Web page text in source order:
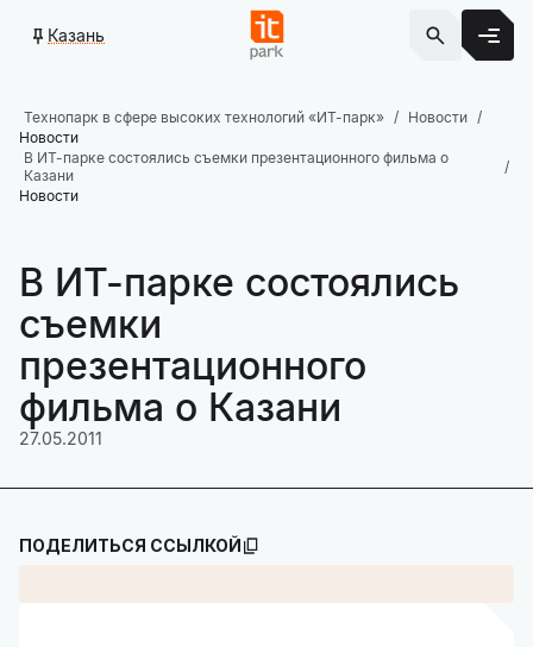
Казань
Технопарк в сфере высоких технологий «ИТ-парк»
Новости
Новости
В ИТ-парке состоялись съемки презентационного фильма о
Казани
Новости
В ИТ-парке состоялись
съемки
презентационного
фильма о Казани
27.05.2011
ПОДЕЛИТЬСЯ ССЫЛКОЙ